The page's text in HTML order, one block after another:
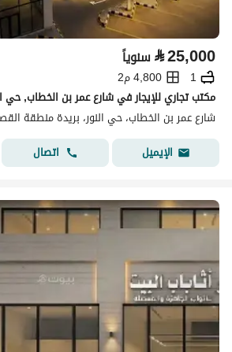
⃁25,000 سنوياً
1
4,800 م2
مكتب تجاري للإيجار في شارع عمر بن الخطاب, حي
شارع عمر بن الخطاب، حي النور، بريدة منطقة
الإيميل
اتصال